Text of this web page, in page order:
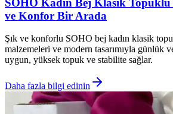
ve Konfor Bir Arada
Şık ve konforlu SOHO bej kadın klasik
malzemeleri ve modern tasarımıyla günlük
uygun, yüksek topuk ve stabilite sağlar.
Daha fazla bilgi edinin